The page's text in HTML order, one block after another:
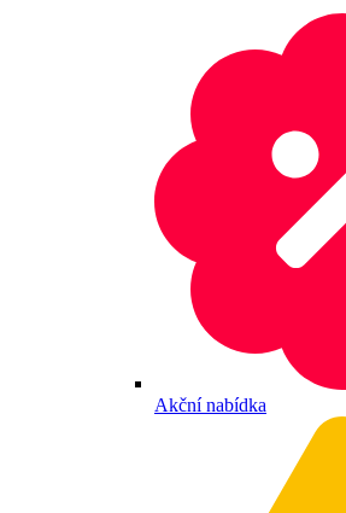
Akční nabídka